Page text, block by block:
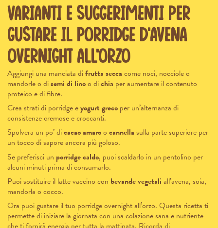
Varianti e suggerimenti per
gustare il porridge d’avena
overnight all’orzo
Aggiungi una manciata difrutta secca come noci, nocciole o
mandorle o disemi di linoo dichia per aumentare il contenuto
proteico e di fibre.
Crea strati di porridge eyogurt greco per un’alternanza di
consistenze cremose e croccanti.
Spolvera un po’ dicacao amaroo cannella sulla parte superiore per
un tocco di sapore ancora più goloso.
Se preferisci un porridge caldo, puoi scaldarlo in un pentolino per
alcuni minuti prima di consumarlo.
Puoi sostituire il latte vaccino con bevande vegetali all’avena, soia,
mandorla o cocco.
Ora puoi gustare il tuo porridge overnight all’orzo. Questa ricetta ti
permette di iniziare la giornata con una colazione sana e nutriente